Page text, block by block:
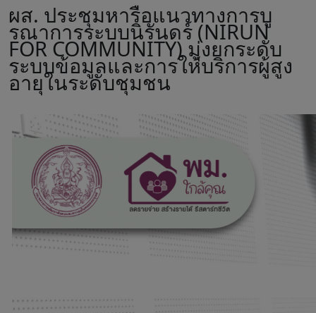
ผส. ประชุมหารือแนวทางการบู
รณาการระบบนิรันดร์ (NIRUN
FOR COMMUNITY) มุ่งยกระดับ
ระบบข้อมูลและการให้บริการผู้สูง
อายุในระดับชุมชน